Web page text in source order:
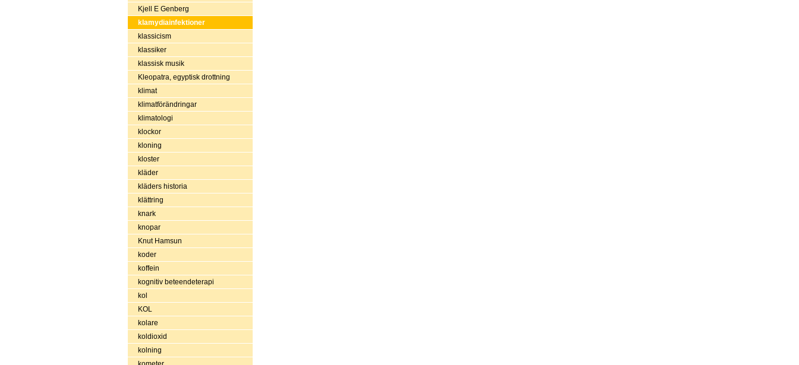
Kjell E Genberg
klamydiainfektioner
klassicism
klassiker
klassisk musik
Kleopatra, egyptisk drottning
klimat
klimatförändringar
klimatologi
klockor
kloning
kloster
kläder
kläders historia
klättring
knark
knopar
Knut Hamsun
koder
koffein
kognitiv beteendeterapi
kol
KOL
kolare
koldioxid
kolning